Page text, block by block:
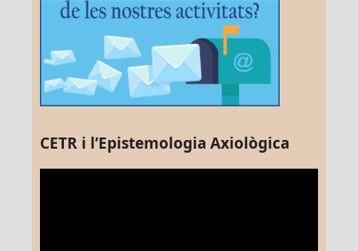
CETR i l’Epistemologia Axiològica